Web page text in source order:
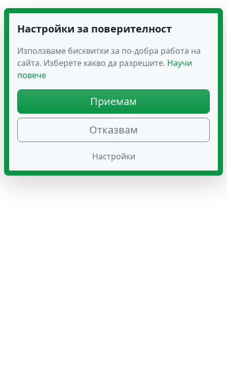
Настройки за поверителност
Използваме бисквитки за по-добра работа на
сайта. Изберете какво да разрешите. Научи
повече
Приемам
Отказвам
Настройки